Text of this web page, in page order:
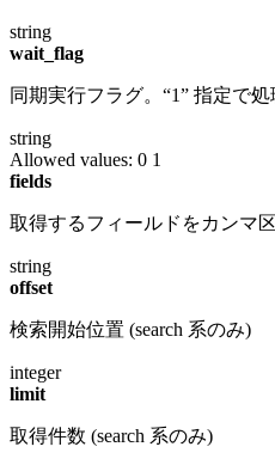
string
wait_flag
同期実行フラグ。“1” 指定で
string
Allowed values: 0 1
fields
取得するフィールドをカンマ
string
offset
検索開始位置 (search 系のみ)
integer
limit
取得件数 (search 系のみ)